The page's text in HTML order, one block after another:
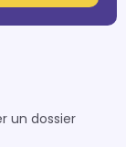
un dossier